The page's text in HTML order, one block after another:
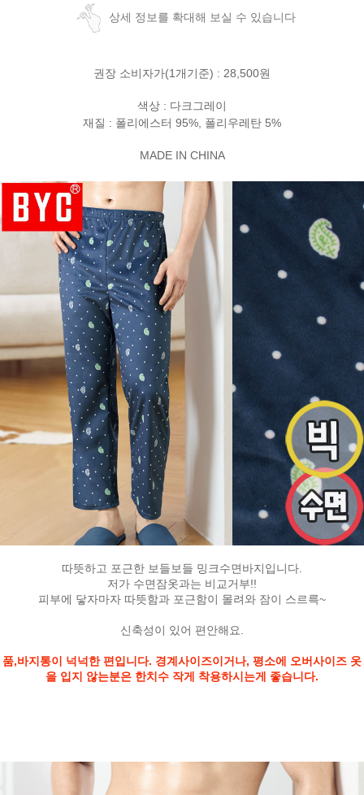
상세 정보를 확대해 보실 수 있습니다
권장 소비자가(1개기준) : 28,500원
색상 : 다크그레이
재질 : 폴리에스터 95%, 폴리우레탄 5%
MADE IN CHINA
따뜻하고 포근한 보들보들 밍크수면바지입니다.
저가 수면잠옷과는 비교거부!!
피부에 닿자마자 따뜻함과 포근함이 몰려와 잠이 스르륵~
신축성이 있어 편안해요.
품,바지통이 넉넉한 편입니다. 경계사이즈이거나, 평소에 오버사이즈 옷
을 입지 않는분은 한치수 작게 착용하시는게 좋습니다.